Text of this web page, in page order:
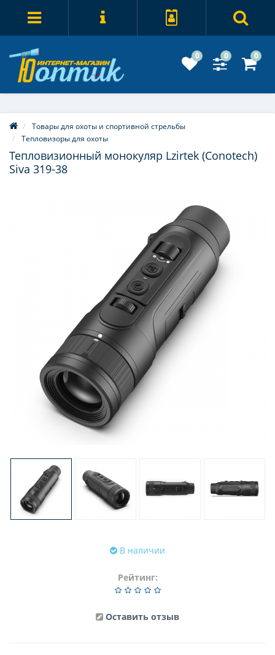
0 0 0
Товары для охоты и спортивной стрельбы
Тепловизоры для охоты
Тепловизионный монокуляр Lzirtek (Conotech)
Siva 319-38
В наличии
Рейтинг:
Оставить отзыв